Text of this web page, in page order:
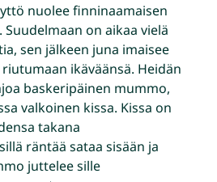
nuolee finninaamaisen
on aikaa vielä
sen jälkeen juna imaisee
ikäväänsä. Heidän
baskeripäinen mummo,
valkoinen kissa. Kissa on
takana
räntää sataa sisään ja
juttelee sille